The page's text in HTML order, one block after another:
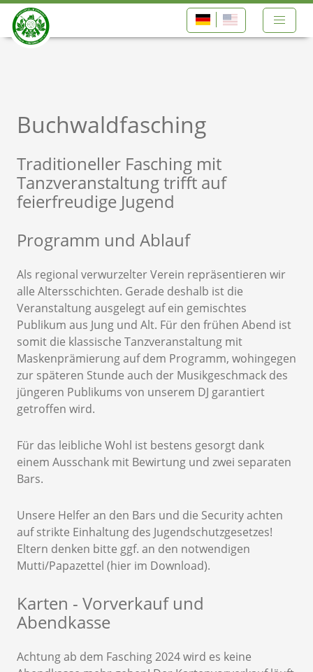
Buchwaldfasching
Traditioneller Fasching mit
Tanzveranstaltung trifft auf
feierfreudige Jugend
Programm und Ablauf
Als regional verwurzelter Verein repräsentieren wir
alle Altersschichten. Gerade deshalb ist die
Veranstaltung ausgelegt auf ein gemischtes
Publikum aus Jung und Alt. Für den frühen Abend ist
somit die klassische Tanzveranstaltung mit
Maskenprämierung auf dem Programm, wohingegen
zur späteren Stunde auch der Musikgeschmack des
jüngeren Publikums von unserem DJ garantiert
getroffen wird.
Für das leibliche Wohl ist bestens gesorgt dank
einem Ausschank mit Bewirtung und zwei separaten
Bars.
Unsere Helfer an den Bars und die Security achten
auf strikte Einhaltung des Jugendschutzgesetzes!
Eltern denken bitte ggf. an den notwendigen
Mutti/Papazettel (hier im Download).
Karten - Vorverkauf und
Abendkasse
Achtung ab dem Fasching 2024 wird es keine